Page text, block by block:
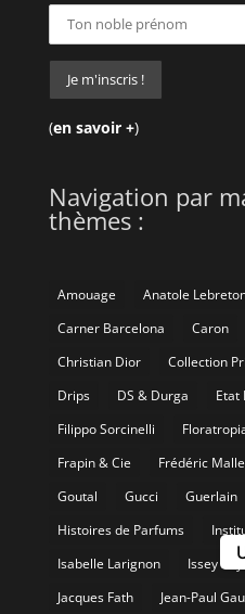
(en savoir +)
Navigation par
thèmes :
Amouage Anatole
Carner Barcelona
Caron
Christian Dior
Collection
Drips
DS & Durga
Etat
Filippo Sorcinelli
Frapin & Cie
Frédéric Malle
Goutal
Gucci Guerlain
Histoires de Parfums
Isabelle Larignon
Issey
Jacques Fath
Jean-Paul